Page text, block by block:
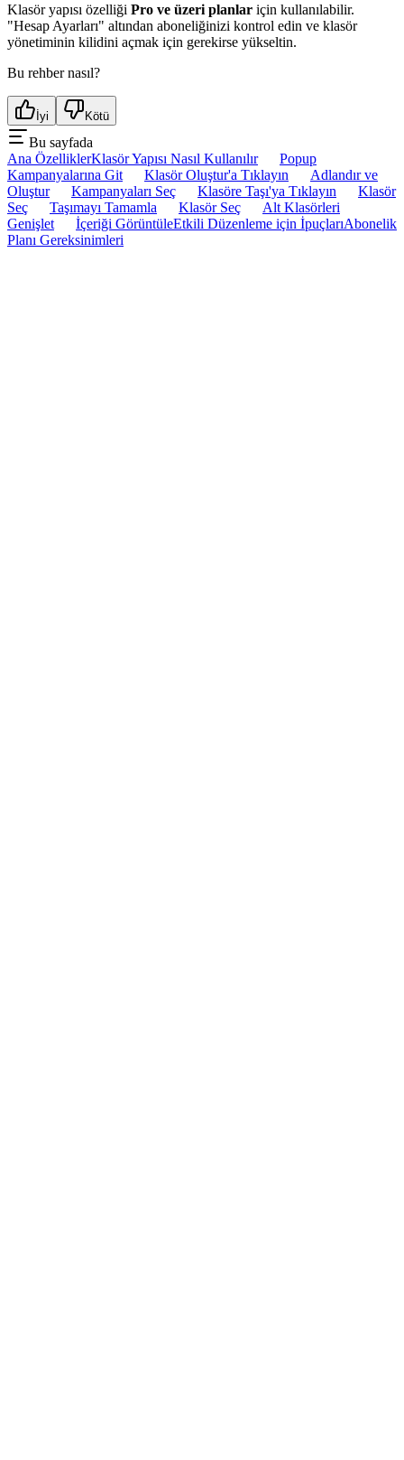
Klasör yapısı özelliği Pro ve üzeri planlar için kullanılabilir.
"Hesap Ayarları" altından aboneliğinizi kontrol edin ve klasör
yönetiminin kilidini açmak için gerekirse yükseltin.
Bu rehber nasıl?
İyi Kötü
Bu sayfada
Ana ÖzelliklerKlasör Yapısı Nasıl Kullanılır
Popup
Kampanyalarına Git
Klasör Oluştur'a Tıklayın
Adlandır ve
Oluştur
Kampanyaları Seç Klasöre Taşı'ya Tıklayın
Klasör
Seç
Taşımayı Tamamla Klasör Seç
Alt Klasörleri
Genişlet
İçeriği GörüntüleEtkili Düzenleme için İpuçlarıAbonelik
Planı Gereksinimleri